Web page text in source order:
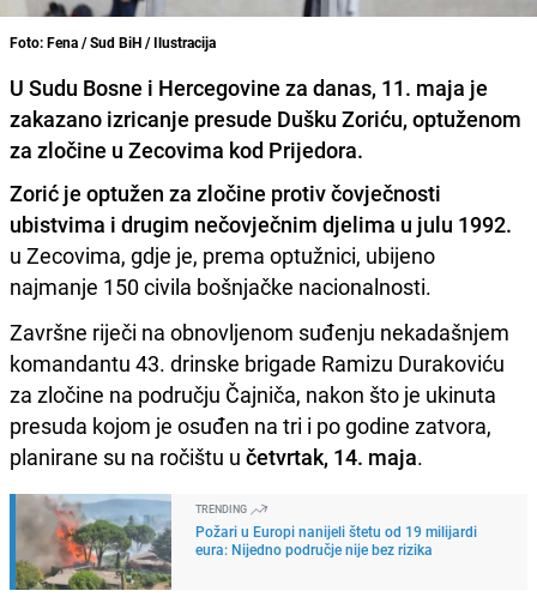
Foto: Fena / Sud BiH / Ilustracija
U Sudu Bosne i Hercegovine za danas, 11. maja je
zakazano izricanje presude Dušku Zoriću, optuženom
za zločine u Zecovima kod Prijedora.
Zorić je optužen za zločine protiv čovječnosti
ubistvima i drugim nečovječnim djelima u julu 1992.
u Zecovima, gdje je, prema optužnici, ubijeno
najmanje 150 civila bošnjačke nacionalnosti.
Završne riječi na obnovljenom suđenju nekadašnjem
komandantu 43. drinske brigade Ramizu Durakoviću
za zločine na području Čajniča, nakon što je ukinuta
presuda kojom je osuđen na tri i po godine zatvora,
planirane su na ročištu u četvrtak, 14. maja.
TRENDING
Požari u Europi nanijeli štetu od 19 milijardi
eura: Nijedno područje nije bez rizika